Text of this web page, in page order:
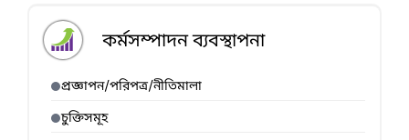
কর্মসম্পাদন ব্যবস্থাপনা
প্রজ্ঞাপন/পরিপত্র/নীতিমালা
চুক্তিসমূহ